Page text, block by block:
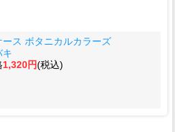
ース ボタニカルカラーズ
キ
1,320円(税込)